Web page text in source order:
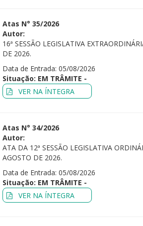
Atas N° 35/2026
Autor:
16ª SESSÃO LEGISLATIVA
DE 2026.
Data de Entrada: 05/08/2026
Situação: EM TRÂMITE -
VER NA ÍNTEGRA
Atas N° 34/2026
Autor:
ATA DA 12ª SESSÃO LEGISLATIVA
AGOSTO DE 2026.
Data de Entrada: 05/08/2026
Situação: EM TRÂMITE -
VER NA ÍNTEGRA